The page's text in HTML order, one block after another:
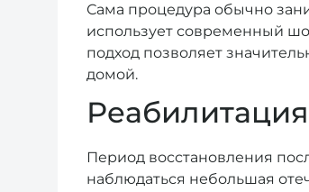
Сама процедура обычно
использует современный
подход позволяет
домой.
Период восстановления
наблюдаться небольшая